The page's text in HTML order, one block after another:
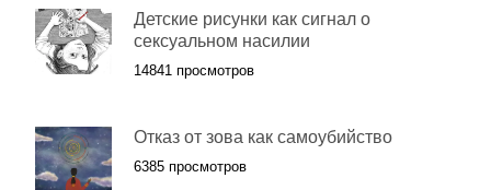
Детские рисунки как сигнал о
сексуальном насилии
14841 просмотров
Отказ от зова как самоубийство
6385 просмотров